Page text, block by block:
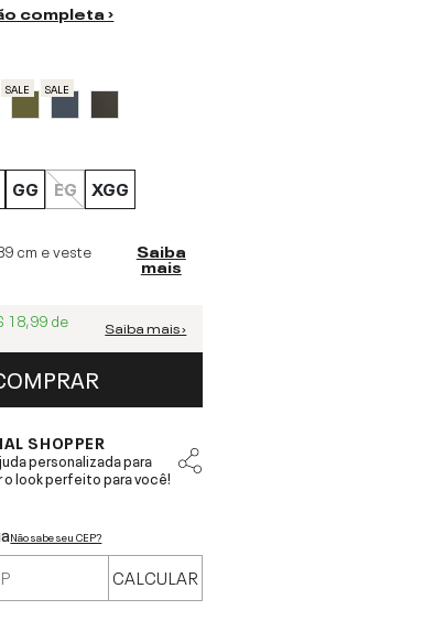
completa ›
SALE SALE
GG EG XGG
cm e veste Saiba
mais
18,99 de Saiba mais ›
SHOPPER
personalizada para
look perfeito para você!
Não sabe seu CEP?
CALCULAR